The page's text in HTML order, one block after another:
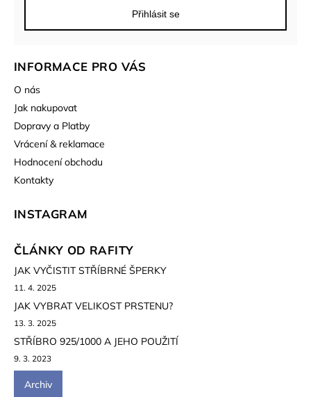
INFORMACE PRO VÁS
O nás
Jak nakupovat
Dopravy a Platby
Vrácení & reklamace
Hodnocení obchodu
Kontakty
Přihlásit se
INSTAGRAM
ČLÁNKY OD RAFITY
JAK VYČISTIT STŘÍBRNÉ ŠPERKY
11. 4. 2025
JAK VYBRAT VELIKOST PRSTENU?
13. 3. 2025
STŘÍBRO 925/1000 A JEHO POUŽITÍ
9. 3. 2023
Archiv